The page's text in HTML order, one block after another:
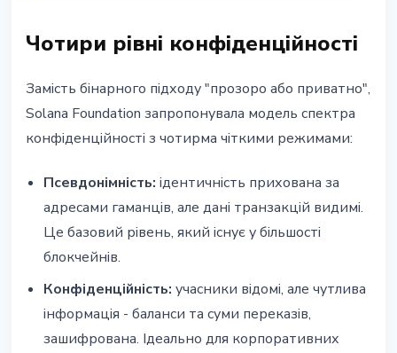
Чотири рівні конфіденційності
Замість бінарного підходу "прозоро або приватно",
Solana Foundation запропонувала модель спектра
конфіденційності з чотирма чіткими режимами:
Псевдонімність: ідентичність прихована за
адресами гаманців, але дані транзакцій видимі.
Це базовий рівень, який існує у більшості
блокчейнів.
Конфіденційність: учасники відомі, але чутлива
інформація - баланси та суми переказів,
зашифрована. Ідеально для корпоративних